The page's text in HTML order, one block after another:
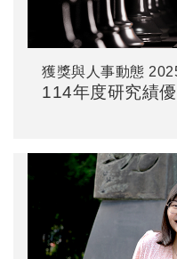
獲獎與人事動態
114年度研究績